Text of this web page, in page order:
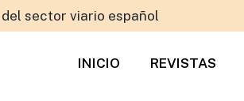
sector viario español
INICIO REVISTAS